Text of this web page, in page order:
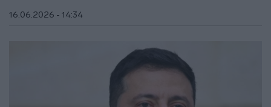
16.06.2026 - 14:34